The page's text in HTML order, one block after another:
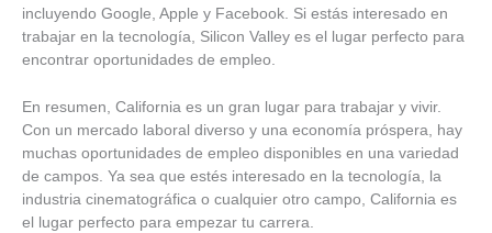
incluyendo Google, Apple y Facebook. Si estás interesado en
trabajar en la tecnología, Silicon Valley es el lugar perfecto para
encontrar oportunidades de empleo.
En resumen, California es un gran lugar para trabajar y vivir.
Con un mercado laboral diverso y una economía próspera, hay
muchas oportunidades de empleo disponibles en una variedad
de campos. Ya sea que estés interesado en la tecnología, la
industria cinematográfica o cualquier otro campo, California es
el lugar perfecto para empezar tu carrera.